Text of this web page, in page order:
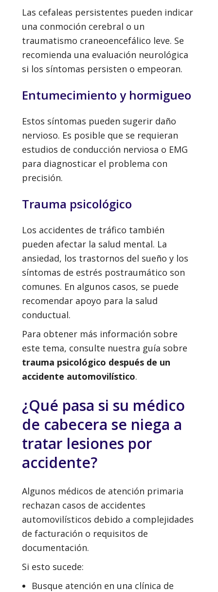
Las cefaleas persistentes pueden indicar
una conmoción cerebral o un
traumatismo craneoencefálico leve. Se
recomienda una evaluación neurológica
si los síntomas persisten o empeoran.
Entumecimiento y hormigueo
Estos síntomas pueden sugerir daño
nervioso. Es posible que se requieran
estudios de conducción nerviosa o EMG
para diagnosticar el problema con
precisión.
Trauma psicológico
Los accidentes de tráfico también
pueden afectar la salud mental. La
ansiedad, los trastornos del sueño y los
síntomas de estrés postraumático son
comunes. En algunos casos, se puede
recomendar apoyo para la salud
conductual.
Para obtener más información sobre
este tema, consulte nuestra guía sobre
trauma psicológico después de un
accidente automovilístico.
¿Qué pasa si su médico
de cabecera se niega a
tratar lesiones por
accidente?
Algunos médicos de atención primaria
rechazan casos de accidentes
automovilísticos debido a complejidades
de facturación o requisitos de
documentación.
Si esto sucede:
Busque atención en una clínica de